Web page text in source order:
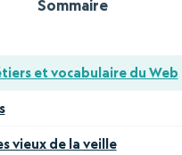
Sommaire
et vocabulaire du Web
vieux de la veille